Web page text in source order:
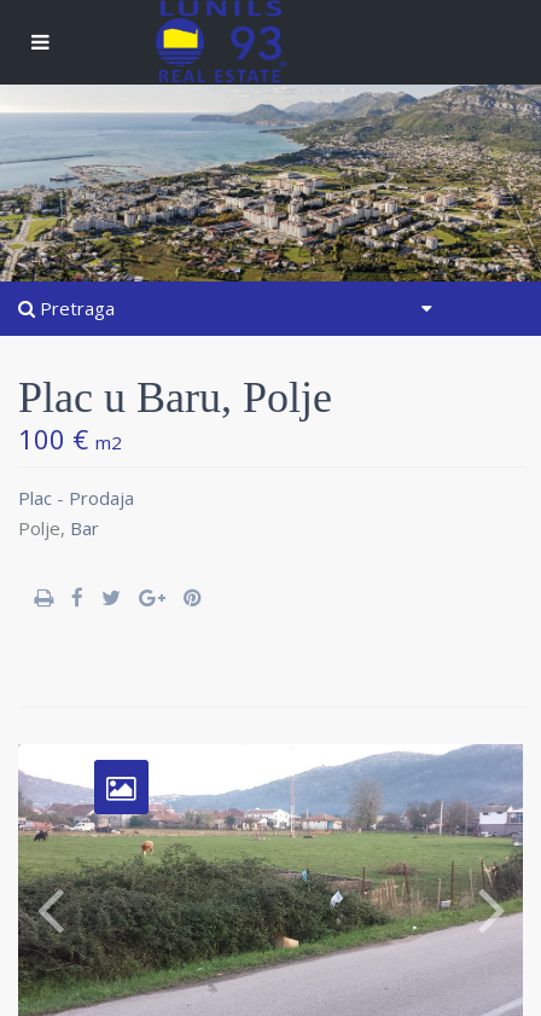
Pretraga
Plac u Baru, Polje
100 € m2
Plac - Prodaja
Polje, Bar